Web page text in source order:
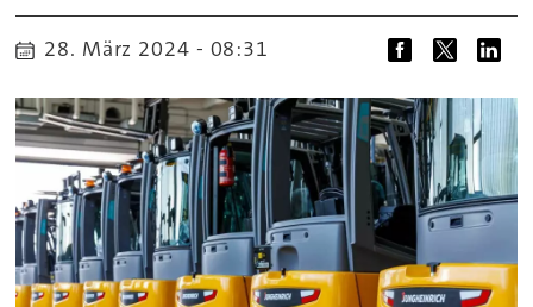
28. März 2024 - 08:31